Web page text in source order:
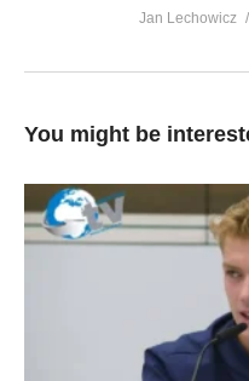
Jan Lechowicz
You might be